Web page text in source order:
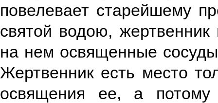
повелевает старейшему
святой водою,
на нем освященные
Жертвенник есть место
освящения ее, а